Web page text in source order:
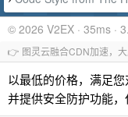
© 2026 V2EX · 35ms ·
👉 图灵云融合CDN加速，
以最低的价格，满足您
并提供安全防护功能